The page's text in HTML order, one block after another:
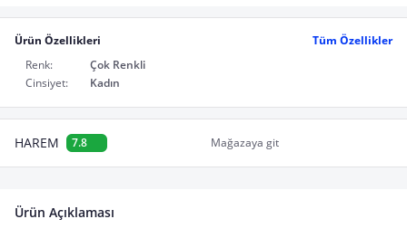
Ürün Özellikleri
Tüm Özellikler
Renk:
Çok Renkli
Cinsiyet:
Kadın
HAREM 7.8 Mağazaya git
Ürün Açıklaması